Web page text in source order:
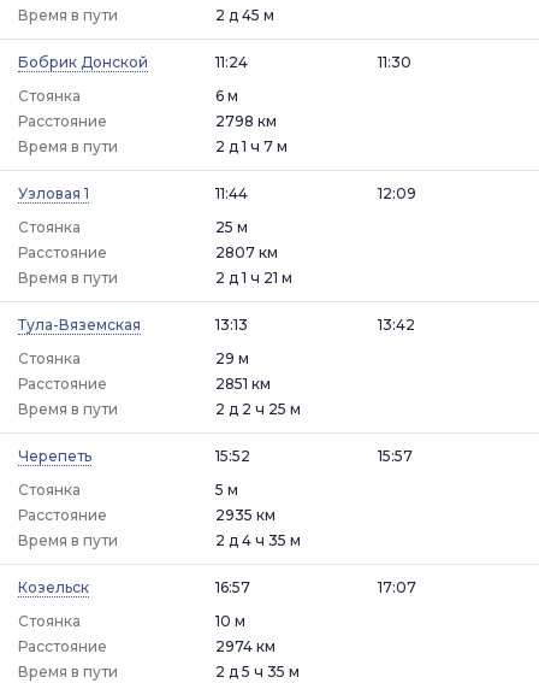
Время в пути
2 д 45 м
Бобрик Донской
11:24
Стоянка
6 м
11:30
Расстояние
2798 км
Время в пути
2 д 1 ч 7 м
Узловая 1
11:44
Стоянка
25 м
12:09
Расстояние
2807 км
Время в пути
2 д 1 ч 21 м
Тула-Вяземская
13:13
Стоянка
29 м
13:42
Расстояние
2851 км
Время в пути
2 д 2 ч 25 м
Черепеть
15:52
Стоянка
5 м
15:57
Расстояние
2935 км
Время в пути
2 д 4 ч 35 м
Козельск
16:57
Стоянка
10 м
17:07
Расстояние
2974 км
Время в пути
2 д 5 ч 35 м